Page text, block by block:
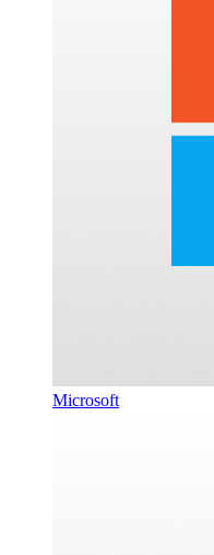
Microsoft